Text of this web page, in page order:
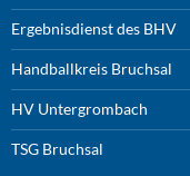
Ergebnisdienst des BHV
Handballkreis Bruchsal
HV Untergrombach
TSG Bruchsal